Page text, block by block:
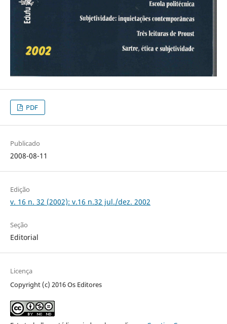
PDF
Publicado
2008-08-11
Edição
v. 16 n. 32 (2002): v.16 n.32 jul./dez. 2002
Seção
Editorial
Licença
Copyright (c) 2016 Os Editores